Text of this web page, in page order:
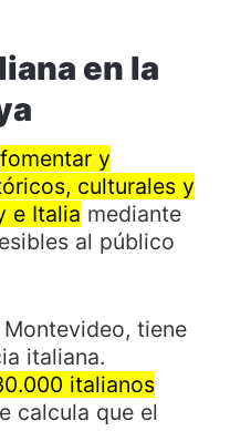
en la
fomentar y
culturales y
e Italia mediante
al público
tiene
italiana.
italianos
calcula que el